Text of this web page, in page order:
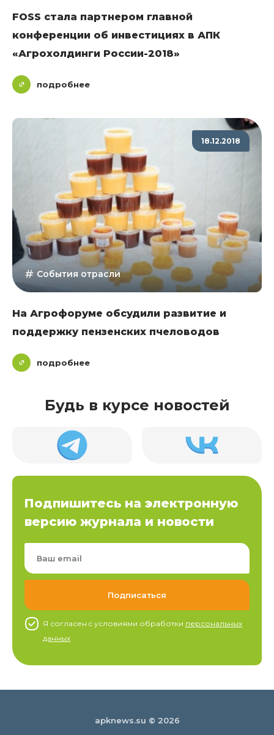
FOSS стала партнером главной
конференции об инвестициях в АПК
«Агрохолдинги России-2018»
подробнее
18.12.2018
События отрасли
На Агрофоруме обсудили развитие и
поддержку пензенских пчеловодов
подробнее
Будь в курсе новостей
Подпишитесь на электронную
версию журнала и новости
Я согласен c условиями обработки персональных
данных
apknews.su © 2026